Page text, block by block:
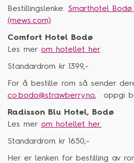
Bestillingslenke: Smarthotel
(mews.com)
Comfort Hotel Bodø
Les mer om hotellet her.
Standardrom kr 1399,-
For å bestille rom så sender
co.bodo@strawberry.no, oppgi
Radisson Blu Hotel, Bodø
Les mer om hotellet her.
Standardrom kr 1650,-
Her er lenken for bestilling av